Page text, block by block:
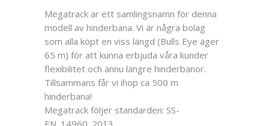
Megatrack är ett samlingsnamn för denna
modell av hinderbana. Vi är några bolag
som alla köpt en viss längd (Bulls Eye äger
65 m) för att kunna erbjuda våra kunder
flexibilitet och ännu längre hinderbanor.
Tillsammans får vi ihop ca 500 m
hinderbana!
Megatrack följer standarden: SS-
EN_14960_2013.